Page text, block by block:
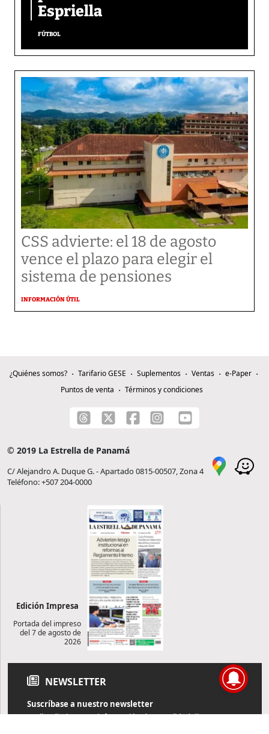
Espriella
FÚTBOL
CSS advierte: el 18 de agosto
vence el plazo para elegir el
sistema de pensiones
INFORMACIÓN ÚTIL
¿Quiénes somos? Tarifario GESE Suplementos Ventas
e-Paper
Puntos de venta
Términos y condiciones
© 2019 La Estrella de Panamá
C/ Alejandro A. Duque G. - Apartado 0815-00507, Zona 4
Teléfono: +507 204-0000
Edición Impresa
Portada del impreso
del 7 de agosto de
2026
NEWSLETTER
Suscríbase a nuestro newsletter
Reciba diariamente información de actualidad directamente en